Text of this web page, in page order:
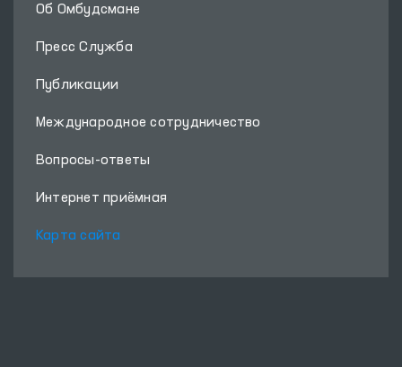
Об Омбудсмане
Пресс Служба
Публикации
Международное сотрудничество
Вопросы-ответы
Интернет приёмная
Карта сайта